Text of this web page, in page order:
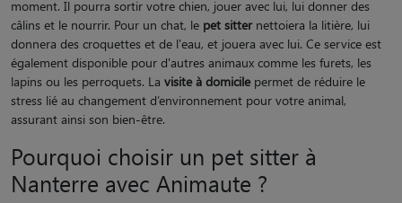
moment. Il pourra sortir votre chien, jouer avec lui, lui donner des
câlins et le nourrir. Pour un chat, le pet sitternettoiera la litière, lui
donnera des croquettes et de l'eau, et jouera avec lui. Ce service est
également disponible pour d'autres animaux comme les furets, les
lapins ou les perroquets. La visite à domicilepermet de réduire le
stress lié au changement d’environnement pour votre animal,
assurant ainsi son bien-être.
Pourquoi choisir un pet sitter à
Nanterre avec Animaute ?